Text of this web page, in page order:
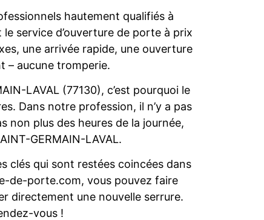
hautement qualifiés à
service d’ouverture de porte à prix
une arrivée rapide, une ouverture
– aucune tromperie.
LAVAL (77130), c’est pourquoi le
Dans notre profession, il n’y a pas
non plus des heures de la journée,
GERMAIN-LAVAL.
clés qui sont restées coincées dans
de-porte.com, vous pouvez faire
directement une nouvelle serrure.
vous !